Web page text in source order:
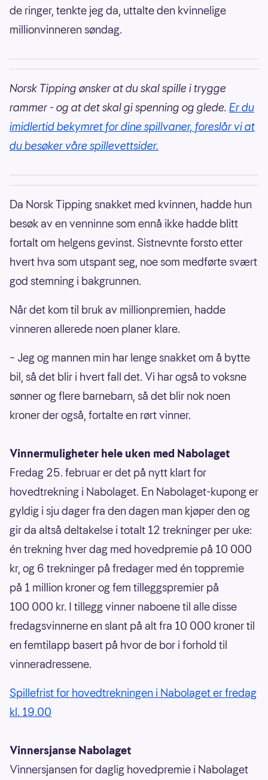
de ringer, tenkte jeg da, uttalte den kvinnelige
millionvinneren søndag.
Norsk Tipping ønsker at du skal spille i trygge
rammer - og at det skal gi spenning og glede. Er du
imidlertid bekymret for dine spillvaner, foreslår vi at
du besøker våre spillevettsider.
Da Norsk Tipping snakket med kvinnen, hadde hun
besøk av en venninne som ennå ikke hadde blitt
fortalt om helgens gevinst. Sistnevnte forsto etter
hvert hva som utspant seg, noe som medførte svært
god stemning i bakgrunnen.
Når det kom til bruk av millionpremien, hadde
vinneren allerede noen planer klare.
– Jeg og mannen min har lenge snakket om å bytte
bil, så det blir i hvert fall det. Vi har også to voksne
sønner og flere barnebarn, så det blir nok noen
kroner der også, fortalte en rørt vinner.
Vinnermuligheter hele uken med Nabolaget
Fredag 25. februar er det på nytt klart for
hovedtrekning i Nabolaget. En Nabolaget-kupong er
gyldig i sju dager fra den dagen man kjøper den og
gir da altså deltakelse i totalt 12 trekninger per uke:
én trekning hver dag med hovedpremie på 10 000
kr, og 6 trekninger på fredager med én toppremie
på 1 million kroner og fem tilleggspremier på
100 000 kr. I tillegg vinner naboene til alle disse
fredagsvinnerne en slant på alt fra 10 000 kroner til
en femtilapp basert på hvor de bor i forhold til
vinneradressene.
Spillefrist for hovedtrekningen i Nabolaget er fredag
kl. 19.00
Vinnersjanse Nabolaget
Vinnersjansen for daglig hovedpremie i Nabolaget